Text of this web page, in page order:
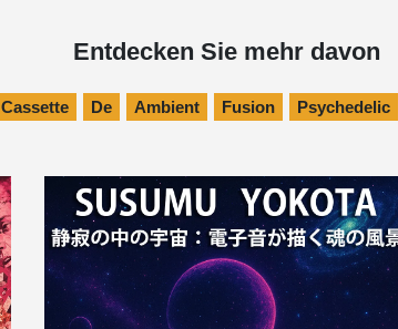
Entdecken Sie mehr davon
Cassette De Ambient Fusion Psychedelic